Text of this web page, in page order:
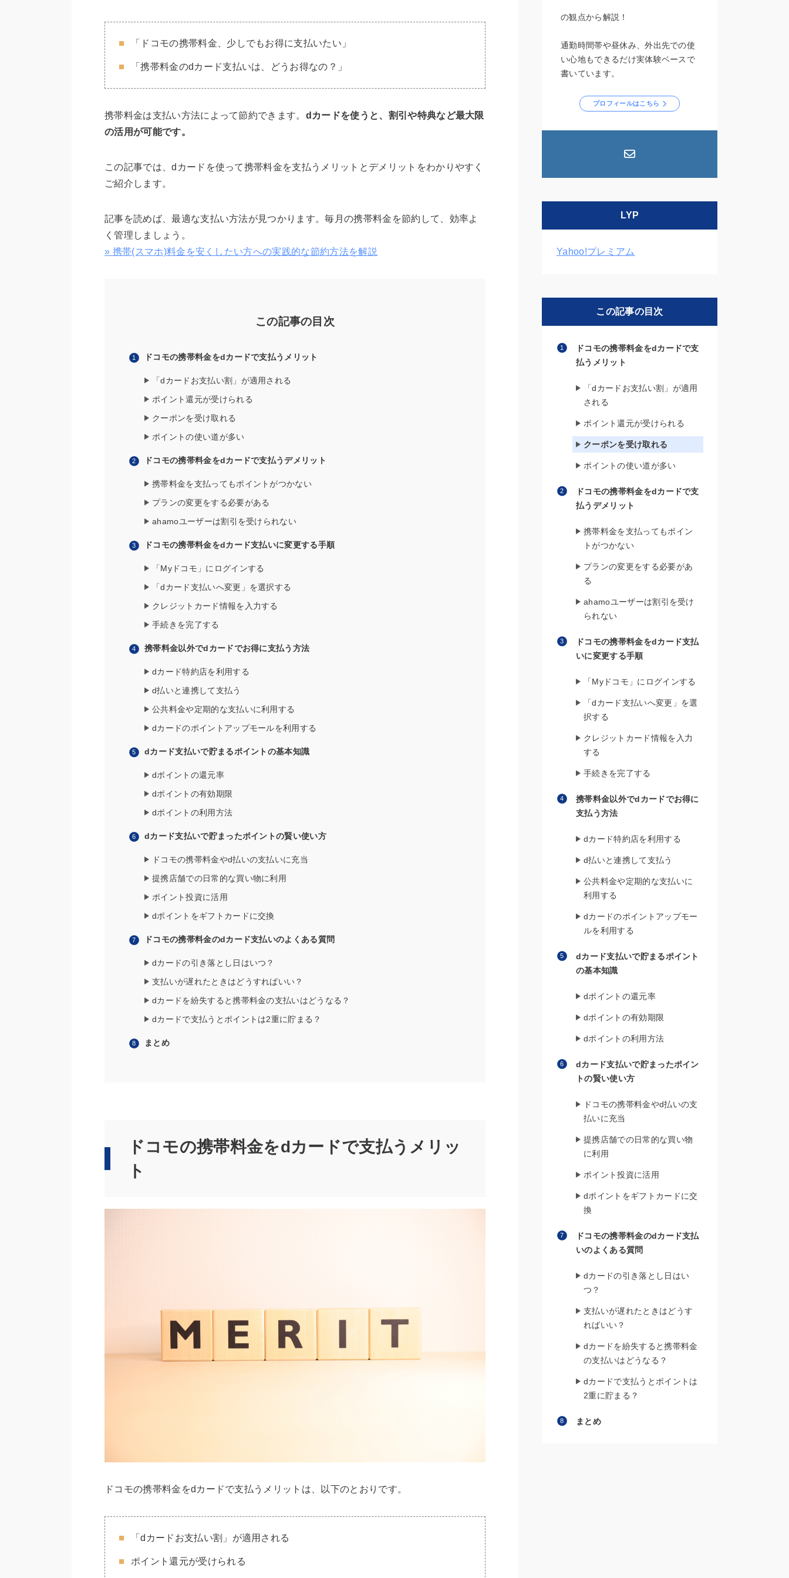
「ドコモの携帯料金、少しでもお得に支払いたい」
「携帯料金のdカード支払いは、どうお得なの？」
携帯料金は支払い方法によって節約できます。 dカードを使うと、割引や特典など最大限
の活用が可能です。
この記事では、dカードを使って携帯料金を支払うメリットとデメリットをわかりやすく
ご紹介します。
記事を読めば、最適な支払い方法が見つかります。毎月の携帯料金を節約して、効率よ
く管理しましょう。
» 携帯(スマホ)料金を安くしたい方への実践的な節約方法を解説
この記事の目次
ドコモの携帯料金をdカードで支払うメリット
「dカードお支払い割」が適用される
ポイント還元が受けられる
クーポンを受け取れる
ポイントの使い道が多い
ドコモの携帯料金をdカードで支払うデメリット
携帯料金を支払ってもポイントがつかない
プランの変更をする必要がある
ahamoユーザーは割引を受けられない
ドコモの携帯料金をdカード支払いに変更する手順
「Myドコモ」にログインする
「dカード支払いへ変更」を選択する
クレジットカード情報を入力する
手続きを完了する
携帯料金以外でdカードでお得に支払う方法
dカード特約店を利用する
d払いと連携して支払う
公共料金や定期的な支払いに利用する
dカードのポイントアップモールを利用する
dカード支払いで貯まるポイントの基本知識
dポイントの還元率
dポイントの有効期限
dポイントの利用方法
dカード支払いで貯まったポイントの賢い使い方
ドコモの携帯料金やd払いの支払いに充当
提携店舗での日常的な買い物に利用
ポイント投資に活用
dポイントをギフトカードに交換
ドコモの携帯料金のdカード支払いのよくある質問
dカードの引き落とし日はいつ？
支払いが遅れたときはどうすればいい？
dカードを紛失すると携帯料金の支払いはどうなる？
dカードで支払うとポイントは2重に貯まる？
まとめ
ドコモの携帯料金をdカードで支払うメリッ
ト
ドコモの携帯料金をdカードで支払うメリットは、以下のとおりです。
「dカードお支払い割」が適用される
ポイント還元が受けられる
の観点から解説！
通勤時間帯や昼休み、外出先での使
い心地もできるだけ実体験ベースで
書いています。
プロフィールはこちら
LYP
Yahoo!プレミアム
この記事の目次
ドコモの携帯料金をdカードで支
払うメリット
「dカードお支払い割」が適用
される
ポイント還元が受けられる
クーポンを受け取れる
ポイントの使い道が多い
ドコモの携帯料金をdカードで支
払うデメリット
携帯料金を支払ってもポイン
トがつかない
プランの変更をする必要があ
る
ahamoユーザーは割引を受け
られない
ドコモの携帯料金をdカード支払
いに変更する手順
「Myドコモ」にログインする
「dカード支払いへ変更」を選
択する
クレジットカード情報を入力
する
手続きを完了する
携帯料金以外でdカードでお得に
支払う方法
dカード特約店を利用する
d払いと連携して支払う
公共料金や定期的な支払いに
利用する
dカードのポイントアップモー
ルを利用する
dカード支払いで貯まるポイント
の基本知識
dポイントの還元率
dポイントの有効期限
dポイントの利用方法
dカード支払いで貯まったポイン
トの賢い使い方
ドコモの携帯料金やd払いの支
払いに充当
提携店舗での日常的な買い物
に利用
ポイント投資に活用
dポイントをギフトカードに交
換
ドコモの携帯料金のdカード支払
いのよくある質問
dカードの引き落とし日はい
つ？
支払いが遅れたときはどうす
ればいい？
dカードを紛失すると携帯料金
の支払いはどうなる？
dカードで支払うとポイントは
2重に貯まる？
まとめ